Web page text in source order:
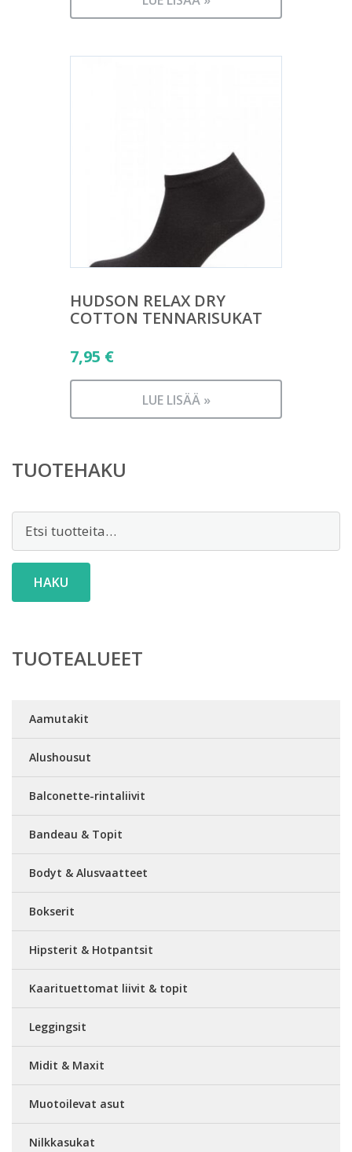
HUDSON RELAX DRY
COTTON TENNARISUKAT
7,95 €
LUE LISÄÄ »
TUOTEHAKU
Etsi:
HAKU
TUOTEALUEET
Aamutakit
Alushousut
Balconette-rintaliivit
Bandeau & Topit
Bodyt & Alusvaatteet
Bokserit
Hipsterit & Hotpantsit
Kaarituettomat liivit & topit
Leggingsit
Midit & Maxit
Muotoilevat asut
Nilkkasukat